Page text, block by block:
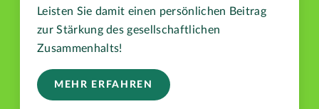
Leisten Sie damit einen persönlichen Beitrag
zur Stärkung des gesellschaftlichen
Zusammenhalts!
MEHR ERFAHREN